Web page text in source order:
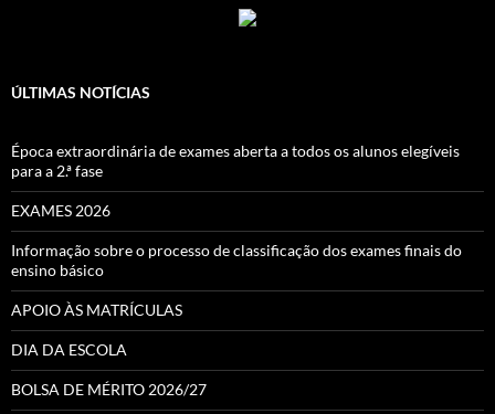
ÚLTIMAS NOTÍCIAS
Época extraordinária de exames aberta a todos os alunos elegíveis
para a 2.ª fase
EXAMES 2026
Informação sobre o processo de classificação dos exames finais do
ensino básico
APOIO ÀS MATRÍCULAS
DIA DA ESCOLA
BOLSA DE MÉRITO 2026/27